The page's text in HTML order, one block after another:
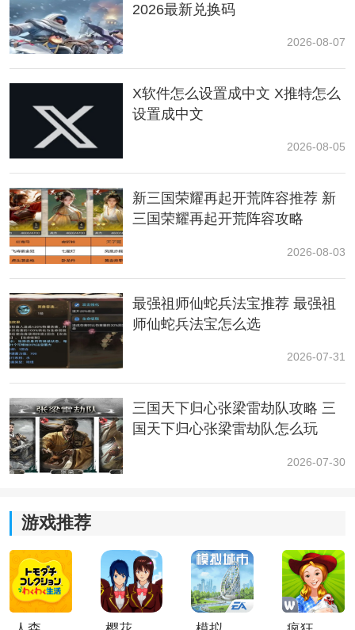
2、在弹出的菜单列表中，我们选择【订单】这一项，点
击前往新页面。
3、在订单列表里面，选择一个想要进行退款的订单，点
击订单两个点的图标。
2026最新兑换码
2026-08-07
X软件怎么设置成中文 X推特怎么
设置成中文
2026-08-05
新三国荣耀再起开荒阵容推荐 新
三国荣耀再起开荒阵容攻略
2026-08-03
最强祖师仙蛇兵法宝推荐 最强祖
师仙蛇兵法宝怎么选
2026-07-31
三国天下归心张梁雷劫队攻略 三
国天下归心张梁雷劫队怎么玩
2026-07-30
游戏推荐